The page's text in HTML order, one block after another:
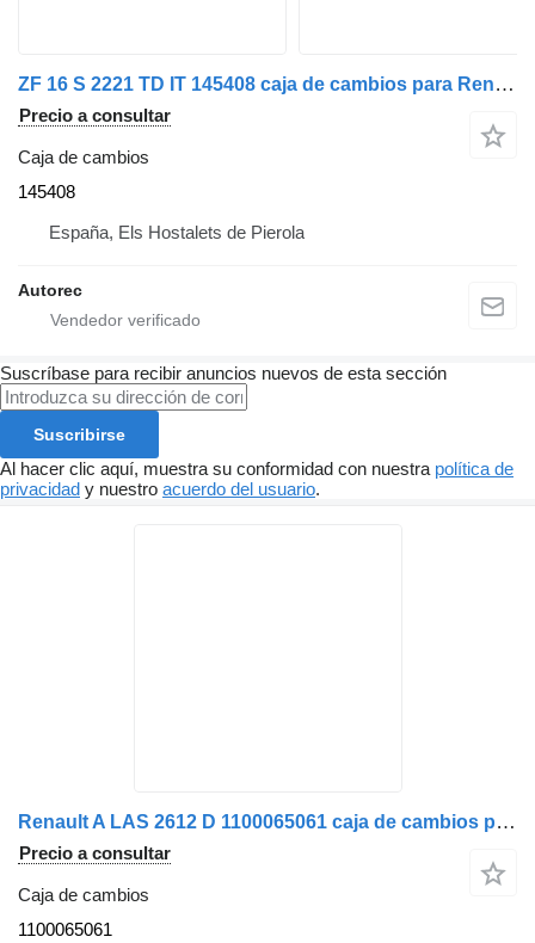
ZF 16 S 2221 TD IT 145408 caja de cambios para Renault camión
Precio a consultar
Caja de cambios
145408
España, Els Hostalets de Pierola
Autorec
Suscríbase para recibir anuncios nuevos de esta sección
Suscribirse
Al hacer clic aquí, muestra su conformidad con nuestra política de
privacidad y nuestro acuerdo del usuario.
Renault A LAS 2612 D 1100065061 caja de cambios para Renault Magnum 520 dxi camión
Precio a consultar
Caja de cambios
1100065061